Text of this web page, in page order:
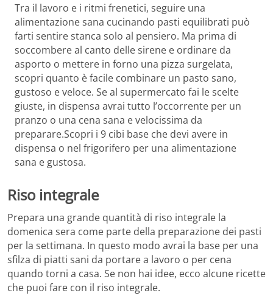
Tra il lavoro e i ritmi frenetici, seguire una
alimentazione sana cucinando pasti equilibrati può
farti sentire stanca solo al pensiero. Ma prima di
soccombere al canto delle sirene e ordinare da
asporto o mettere in forno una pizza surgelata,
scopri quanto è facile combinare un pasto sano,
gustoso e veloce. Se al supermercato fai le scelte
giuste, in dispensa avrai tutto l’occorrente per un
pranzo o una cena sana e velocissima da
preparare.Scopri i 9 cibi base che devi avere in
dispensa o nel frigorifero per una alimentazione
sana e gustosa.
Riso integrale
Prepara una grande quantità di riso integrale la
domenica sera come parte della preparazione dei pasti
per la settimana. In questo modo avrai la base per una
sfilza di piatti sani da portare a lavoro o per cena
quando torni a casa. Se non hai idee, ecco alcune ricette
che puoi fare con il riso integrale.